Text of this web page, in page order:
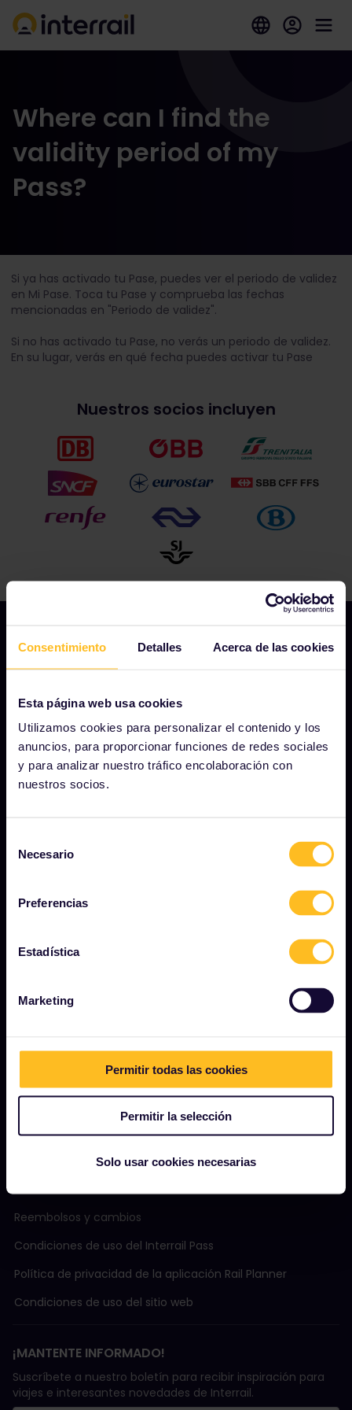
Consentimiento Detalles Acerca de las cookies
Esta página web usa cookies
Utilizamos cookies para personalizar el contenido y los
anuncios, para proporcionar funciones de redes sociales
y para analizar nuestro tráfico encolaboración con
nuestros socios.
Necesario
Preferencias
Estadística
Marketing
Permitir todas las cookies
Permitir la selección
Solo usar cookies necesarias
Where can I find the
validity period of my
Pass?
Si ya has activado tu Pase, puedes ver el periodo de validez
en Mi Pase. Toca tu Pase y comprueba las fechas
mencionadas en "Periodo de validez".
Si no has activado tu Pase, no verás un periodo de validez.
En su lugar, verás en qué fecha puedes activar tu Pase
Nuestros socios incluyen
Quiénes somos
Carreras profesionales
Sala de prensa
Informe de impacto de Interrail
¿Qué es Interrail?
Revista
Turismo sostenible
Ayuda
TÉRMINOS Y CONDICIONES
Reembolsos y cambios
Condiciones de uso del Interrail Pass
Política de privacidad de la aplicación Rail Planner
Condiciones de uso del sitio web
¡MANTENTE INFORMADO!
Suscríbete a nuestro boletín para recibir inspiración para
viajes e interesantes novedades de Interrail.